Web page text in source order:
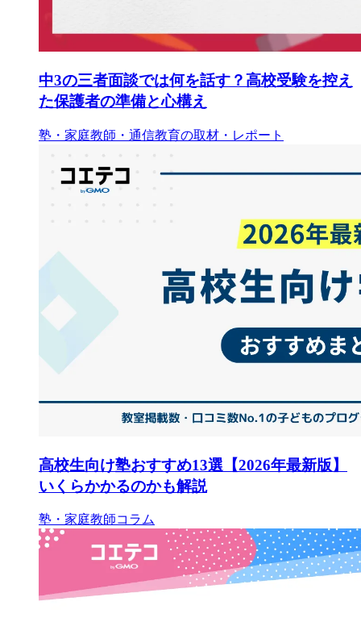
中3の三者面談では何を話す？高校受験を控え
た保護者の準備と心構え
塾・家庭教師・通信教育の取材・レポート
高校生向け塾おすすめ13選【2026年最新版】
いくらかかるのかも解説
塾・家庭教師コラム